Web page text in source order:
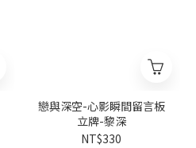
戀與深空-心影瞬間留言板
立牌-黎深
NT$330